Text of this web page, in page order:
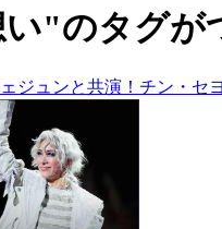
"のタグが
ジュンと共演！チン・セ